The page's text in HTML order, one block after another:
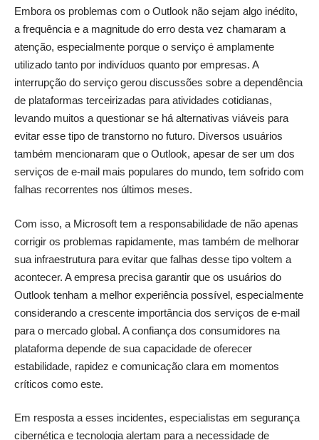
Embora os problemas com o Outlook não sejam algo inédito,
a frequência e a magnitude do erro desta vez chamaram a
atenção, especialmente porque o serviço é amplamente
utilizado tanto por indivíduos quanto por empresas. A
interrupção do serviço gerou discussões sobre a dependência
de plataformas terceirizadas para atividades cotidianas,
levando muitos a questionar se há alternativas viáveis para
evitar esse tipo de transtorno no futuro. Diversos usuários
também mencionaram que o Outlook, apesar de ser um dos
serviços de e-mail mais populares do mundo, tem sofrido com
falhas recorrentes nos últimos meses.
Com isso, a Microsoft tem a responsabilidade de não apenas
corrigir os problemas rapidamente, mas também de melhorar
sua infraestrutura para evitar que falhas desse tipo voltem a
acontecer. A empresa precisa garantir que os usuários do
Outlook tenham a melhor experiência possível, especialmente
considerando a crescente importância dos serviços de e-mail
para o mercado global. A confiança dos consumidores na
plataforma depende de sua capacidade de oferecer
estabilidade, rapidez e comunicação clara em momentos
críticos como este.
Em resposta a esses incidentes, especialistas em segurança
cibernética e tecnologia alertam para a necessidade de